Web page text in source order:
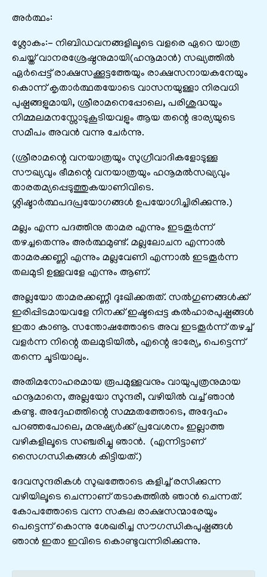
അർത്ഥം:
ശ്ലോകം:- നിബിഡവനങ്ങളിലൂടെ വളരെ ഏറെ യാത്ര
ചെയ്ത് വാനരശ്രേഷ്ഠനുമായി(ഹനൂമാൻ) സഖ്യത്തിൽ
ഏർപ്പെട്ട് രാക്ഷസക്കൂട്ടത്തേയും രാക്ഷസനായകനേയും
കൊന്ന് കൃതാർത്ഥതയോടെ വാസനയുള്ളാ നിരവധി
പുഷ്പങ്ങളുമായി, ശ്രീരാമനെപ്പോലെ, പരിശുദ്ധയും
നിമ്മലമനസ്സോടുകൂടിയവളും ആയ തന്റെ ഭാര്യയുടെ
സമീപം അവൻ വന്നു ചേർന്നു.
(ശ്രീരാമന്റെ വനയാത്രയും സുഗ്രീവാദികളോടുള്ള
സൗഖ്യവും ഭീമന്റെ വനയാത്രയും ഹനൂമൽസഖ്യവും
താരതമ്യപ്പെടുത്തുകയാണിവിടെ.
ശ്ലിഷ്ടാർത്ഥപദപ്രയോഗങ്ങൾ ഉപയോഗിച്ചിരിക്കുന്നു.)
മല്ലം എന്ന പദത്തിനു താമര എന്നും ഇടതൂർന്ന്
തഴച്ചതെന്നും അർത്ഥമുണ്ട്. മല്ലലോചന എന്നാൽ
താമരക്കണ്ണി എന്നും മല്ലവേണി എന്നാൽ ഇടതൂർന്ന
തലമുടി ഉള്ളവളേ എന്നും ആണ്.
അല്ലയോ താമരക്കണ്ണീ ദുഃഖിക്കരുത്. സൽഗുണങ്ങൾക്ക്
ഇരിപ്പിടമായവളേ നിനക്ക് ഇഷ്ടപ്പെട്ട കൽഹാരപുഷ്പങ്ങൾ
ഇതാ കാണൂ. സന്തോഷത്തോടെ അവ ഇടതൂർന്ന് തഴച്ച്
വളർന്ന നിന്റെ തലമുടിയിൽ, എന്റെ ഭാര്യേ, പെട്ടെന്ന്
തന്നെ ചൂടിയാലും.
അതിമനോഹരമായ രൂപമുള്ളവനും വായുപുത്രനുമായ
ഹനൂമാനെ, അല്ലയോ സുന്ദരീ, വഴിയിൽ വച്ച് ഞാൻ
കണ്ടു. അദ്ദേഹത്തിന്റെ സമ്മതത്തോടെ, അദ്ദേഹം
പറഞ്ഞപോലെ, മനുഷ്യർക്ക് പ്രവേശനം ഇല്ലാത്ത
വഴികളിലൂടെ സഞ്ചരിച്ചു ഞാൻ. (എന്നിട്ടാണ്
സൈഗന്ധികങ്ങൾ കിട്ടിയത്.)
ദേവസുന്ദരികൾ സുഖത്തോടെ കളിച്ച് രസിക്കുന്ന
വഴിയിലൂടെ ചെന്നാണ് തടാകത്തിൽ ഞാൻ ചെന്നത്.
കോപത്തോടെ വന്ന സകല രാക്ഷസന്മാരേയും
പെട്ടെന്ന് കൊന്നു ശേഖരിച്ച സൗഗന്ധികപുഷ്പങ്ങൾ
ഞാൻ ഇതാ ഇവിടെ കൊണ്ടുവന്നിരിക്കുന്നു.